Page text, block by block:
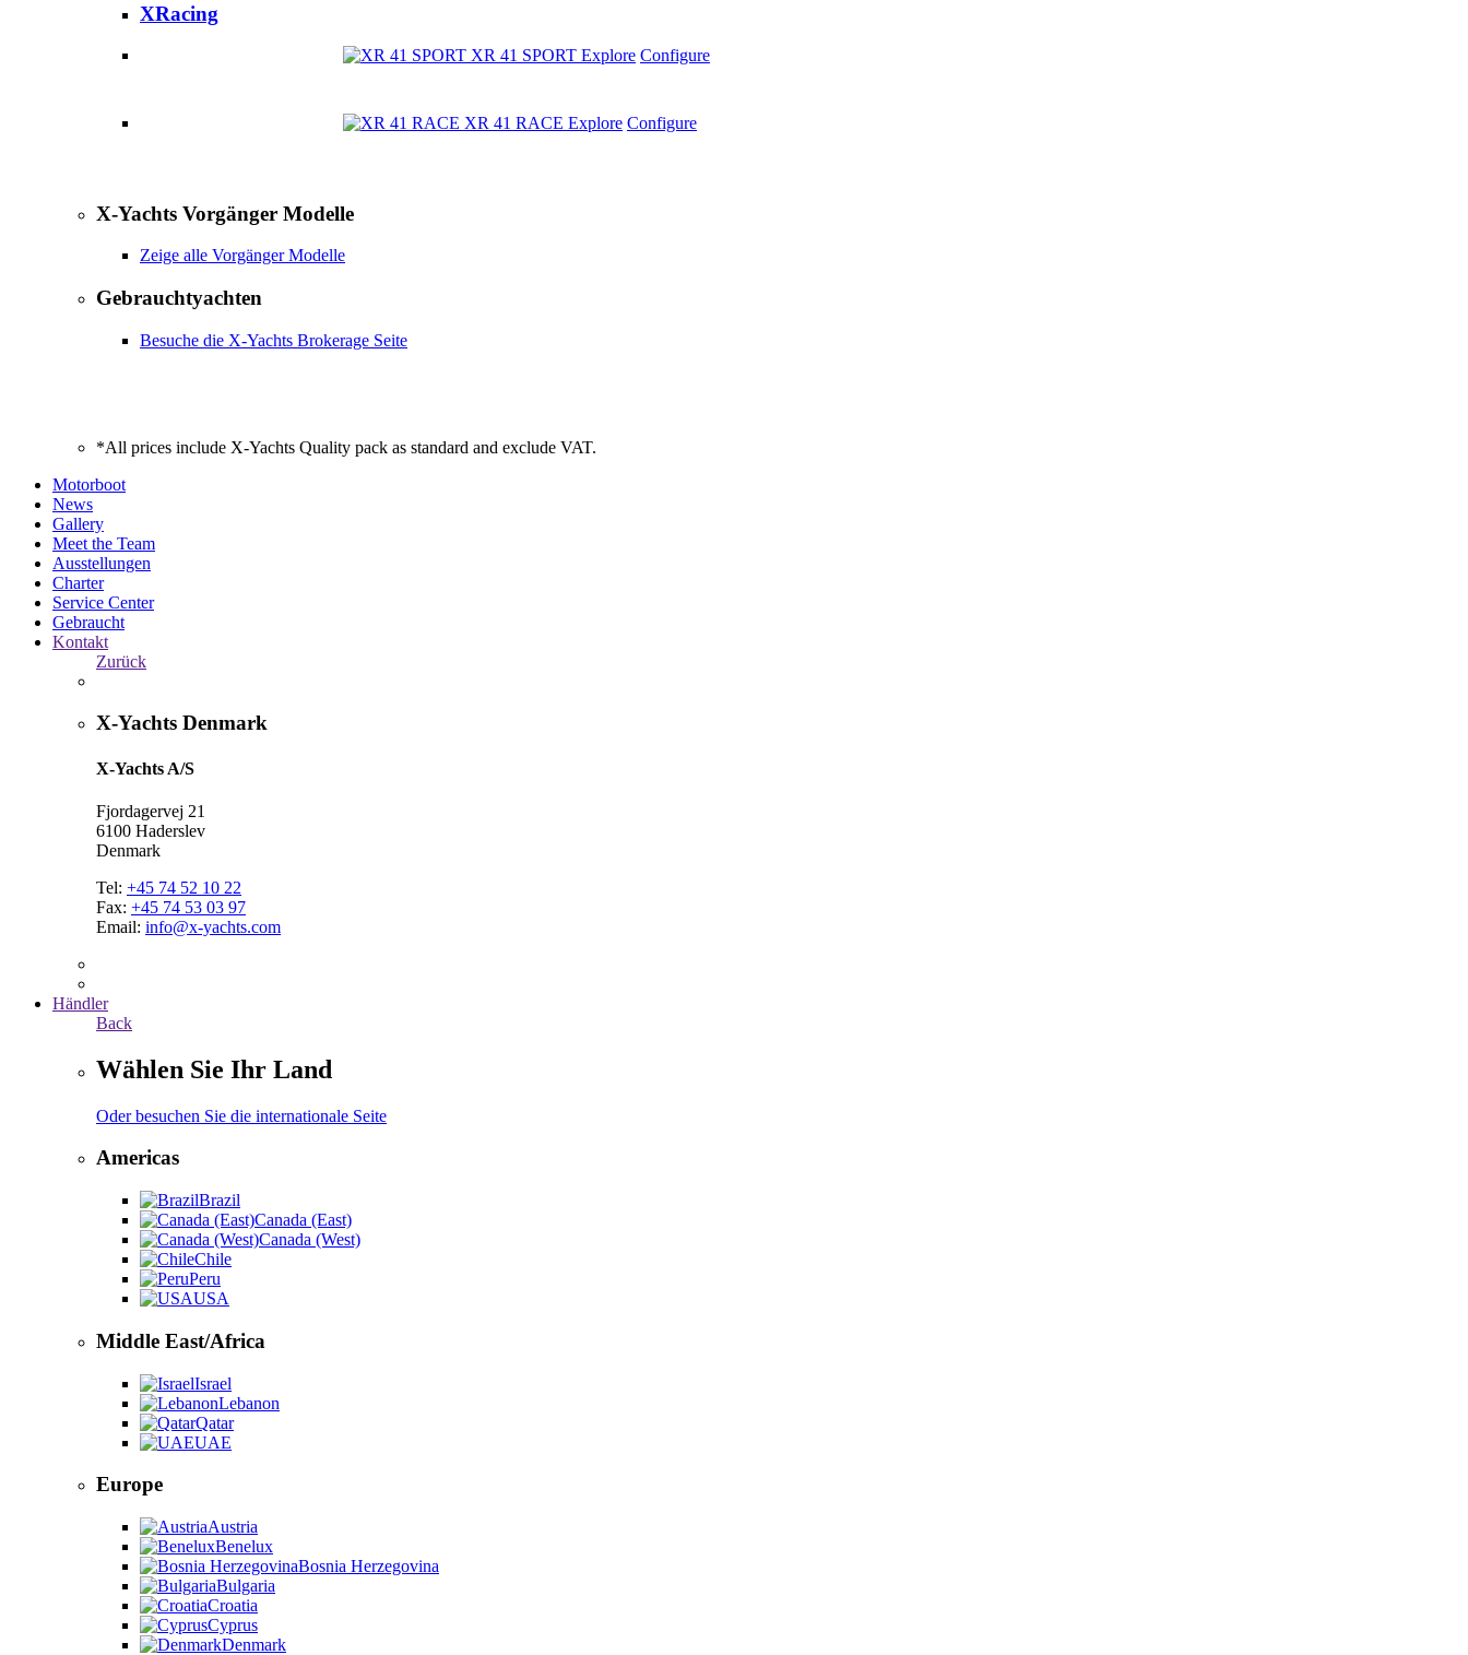
XRacing
XR 41 SPORT Explore Configure
XR 41 RACE Explore Configure
X-Yachts Vorgänger Modelle
Zeige alle Vorgänger Modelle
Gebrauchtyachten
Besuche die X-Yachts Brokerage Seite
*All prices include X-Yachts Quality pack as standard and exclude VAT.
Motorboot
News
Gallery
Meet the Team
Ausstellungen
Charter
Service Center
Gebraucht
Kontakt
Zurück
X-Yachts Denmark
X-Yachts A/S
Fjordagervej 21
6100 Haderslev
Denmark
Tel: +45 74 52 10 22
Fax: +45 74 53 03 97
Email: info@x-yachts.com
Händler
Back
Wählen Sie Ihr Land
Oder besuchen Sie die internationale Seite
Americas
Brazil
Canada (East)
Canada (West)
Chile
Peru
USA
Middle East/Africa
Israel
Lebanon
Qatar
UAE
Europe
Austria
Benelux
Bosnia Herzegovina
Bulgaria
Croatia
Cyprus
Denmark